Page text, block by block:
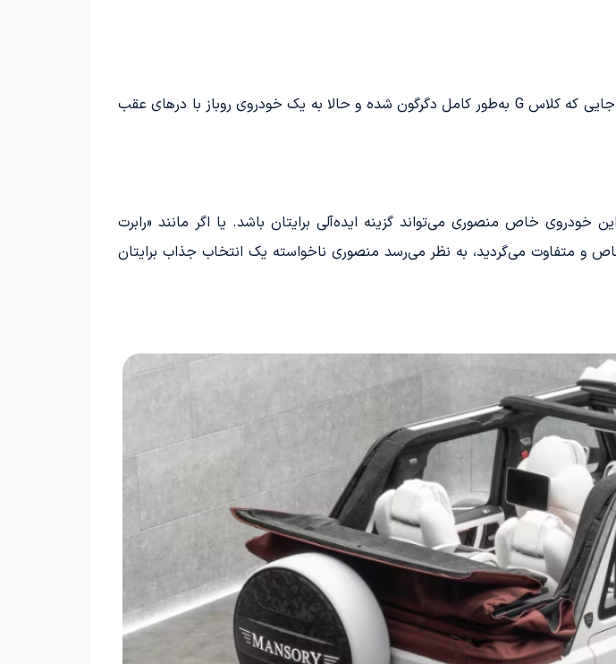
این مدل خاص در نمایشگاه Top Marques Monaco در مونت‌کارلو رونمایی شد. جایی که کلاس G به‌طور کامل دگرگون شده و حالا به یک خودروی روباز با درهای عقب
خاص منصوری می‌تواند گزینه‌ ایده‌آلی برایتان باشد. یا اگر مانند «رابرت
و متفاوت می‌گردید، به نظر می‌رسد منصوری ناخواسته یک انتخاب جذاب برایتان